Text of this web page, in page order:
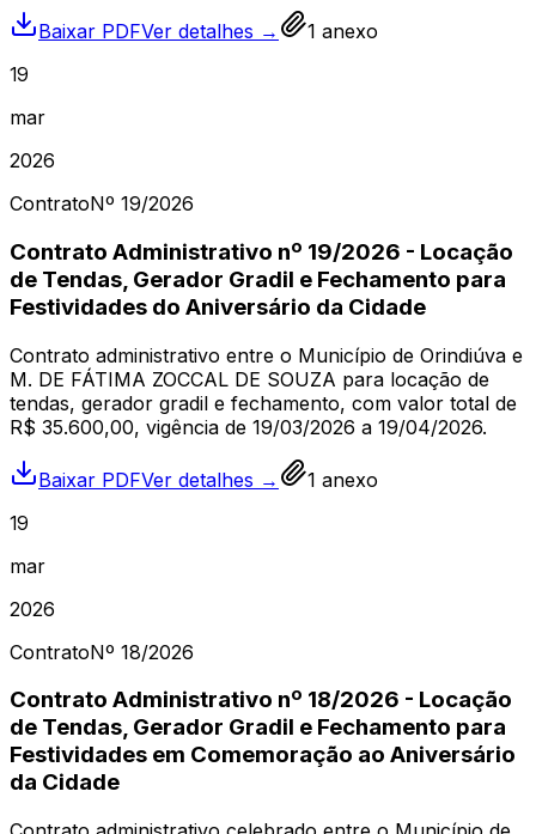
Baixar PDFVer detalhes → 1 anexo
19
mar
2026
ContratoNº 19/2026
Contrato Administrativo nº 19/2026 - Locação
de Tendas, Gerador Gradil e Fechamento para
Festividades do Aniversário da Cidade
Contrato administrativo entre o Município de Orindiúva e
M. DE FÁTIMA ZOCCAL DE SOUZA para locação de
tendas, gerador gradil e fechamento, com valor total de
R$ 35.600,00, vigência de 19/03/2026 a 19/04/2026.
Baixar PDFVer detalhes → 1 anexo
19
mar
2026
ContratoNº 18/2026
Contrato Administrativo nº 18/2026 - Locação
de Tendas, Gerador Gradil e Fechamento para
Festividades em Comemoração ao Aniversário
da Cidade